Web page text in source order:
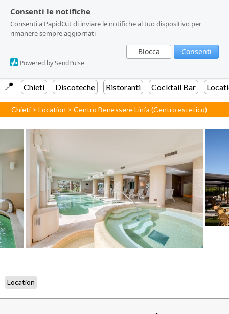
Consenti le notifiche
Consenti a PapidO.it di inviare le notifiche al tuo dispositivo per
rimanere sempre aggiornati
Blocca Consenti
Powered by SendPulse
Consenti le notifiche
Consenti a PapidO.it di inviare le notifiche al tuo dispositivo per
rimanere sempre aggiornati
Blocca Consenti
Powered by SendPulse
📍️ Chieti Discoteche Ristoranti Cocktail Bar
Chieti >Location >Centro Benessere Linfa (Centro estetico)
Location